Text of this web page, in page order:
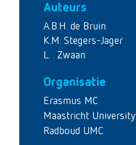
Auteurs
A.B.H. de Bruin
K.M. Stegers-Jager
L. . Zwaan
Organisatie
Erasmus MC
Maastricht University
Radboud UMC